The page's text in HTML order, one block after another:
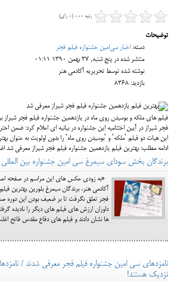
رتبه 0.00 (0 رای)
توضیحات
دسته: اخبار سی‌امین جشنواره فیلم فجر
منتشر شده در پنج شنبه, 27 بهمن 1390 01:11
نوشته شده توسط تحریریه آکادمی هنر
بازدید: 8368
فیلم های ملكه و بوسیدن روی ماه در یازدهمین جشنواره فیلم فجر شیراز
فجر شیراز در آیین اختتامیه این جشنواره در بیانیه ای اعلام كرد: ضمن
این هیات دو فیلم 'ملكه' و 'بوسیدن روی ماه' را بدون اولویت به عنوان
ادامه مطلب: بهترین فیلم یازدهمین جشنواره فیلم فجر شیراز معرفی شد
برندگان بخش سودای سیمرغ سی امین جشنواره بین
«به زودی عکس های این مراسم در صفحه
آکادمی هنر، برندگان سیمرغ بلورین بهترین
فجر تعلق نگرفت تا بر ضعیف بودن این دوره
داوران ارزش های فیلم های دیگر را نادیده
ها نشان دادند و فیلم های دفاع مقدس فاتح
نامزدهای سی امین جشنواره فیلم فجر معرفی شدند /
نزدیک هستند!